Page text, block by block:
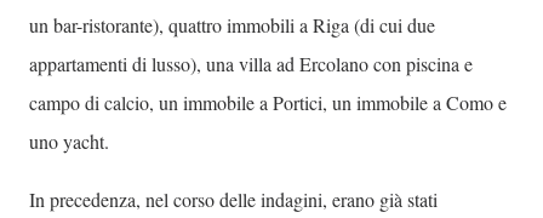
un bar-ristorante), quattro immobili a Riga (di cui due
appartamenti di lusso), una villa ad Ercolano con piscina e
campo di calcio, un immobile a Portici, un immobile a Como e
uno yacht.
In precedenza, nel corso delle indagini, erano già stati